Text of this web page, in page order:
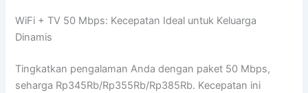
WiFi + TV 50 Mbps: Kecepatan Ideal untuk Keluarga
Dinamis
Tingkatkan pengalaman Anda dengan paket 50 Mbps,
seharga Rp345Rb/Rp355Rb/Rp385Rb. Kecepatan ini